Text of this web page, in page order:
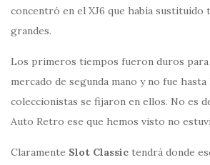
concentró en el XJ6 que había sustituido
grandes.
Los primeros tiempos fueron duros
mercado de segunda mano y no fue
coleccionistas se fijaron en ellos. No es
Auto Retro ese que hemos visto no
Claramente Slot Classic tendrá donde